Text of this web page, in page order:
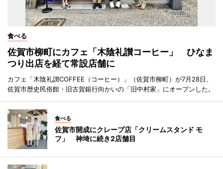
食べる
佐賀市柳町にカフェ「木陰礼讃コーヒー」 ひなま
つり出店を経て常設店舗に
カフェ「木陰礼讃COFFEE（コーヒー）」（佐賀市柳町）が7月28日、
佐賀市歴史民俗館・旧古賀銀行向かいの「旧中村家」にオープンした。
食べる
佐賀市開成にクレープ店「クリームスタンド モ
フ」 神埼に続き2店舗目